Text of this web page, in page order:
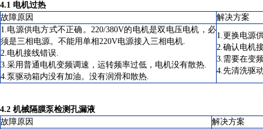
4.1 电机过热
故障原因
解决方案
1.电源供电方式不正确。220/380V的电机是双电压电机，必
须是三相电源。不能用单相220V电源接入三相电机.
2.电机接线错误.
3.采用普通电机变频调速，运转频率过低，电机没有散热.
4.泵驱动箱内没有加油。没有润滑和散热.
1.更换电源
2.确认电机
3.需要在变
4.先清洗驱
4.2 机械隔膜泵检测孔漏液
故障原因
解决方案